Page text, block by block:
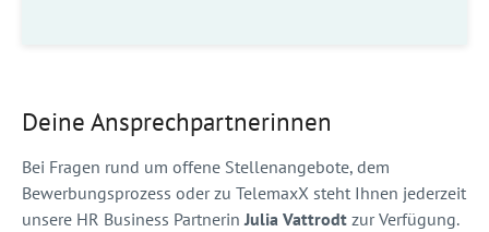
Deine Ansprechpartnerinnen
Bei Fragen rund um offene Stellenangebote, dem
Bewerbungsprozess oder zu TelemaxX steht Ihnen jederzeit
unsere HR Business PartnerinJulia Vattrodt zur Verfügung.